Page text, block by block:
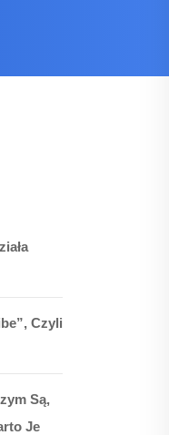
Czyli
Są,
Je